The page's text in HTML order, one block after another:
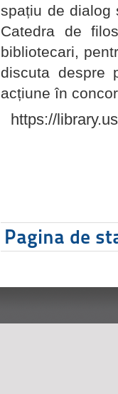
spațiu de dialog
Catedra de
bibliotecari,
discuta despre
acțiune în
https://
Pagina de